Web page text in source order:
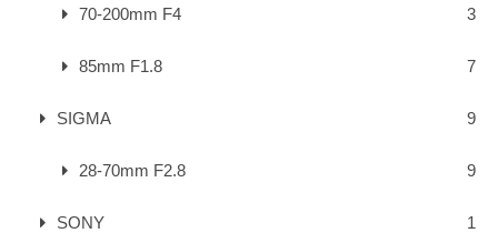
70-200mm F4 3
85mm F1.8 7
SIGMA 9
28-70mm F2.8 9
SONY 1